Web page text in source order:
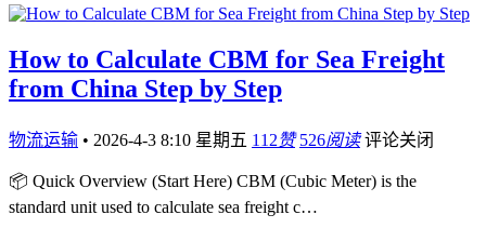
How to Calculate CBM for Sea Freight
from China Step by Step
物流运输 • 2026-4-3 8:10 星期五 112赞 526阅读 评论关闭
📦 Quick Overview (Start Here) CBM (Cubic Meter) is the
standard unit used to calculate sea freight c…